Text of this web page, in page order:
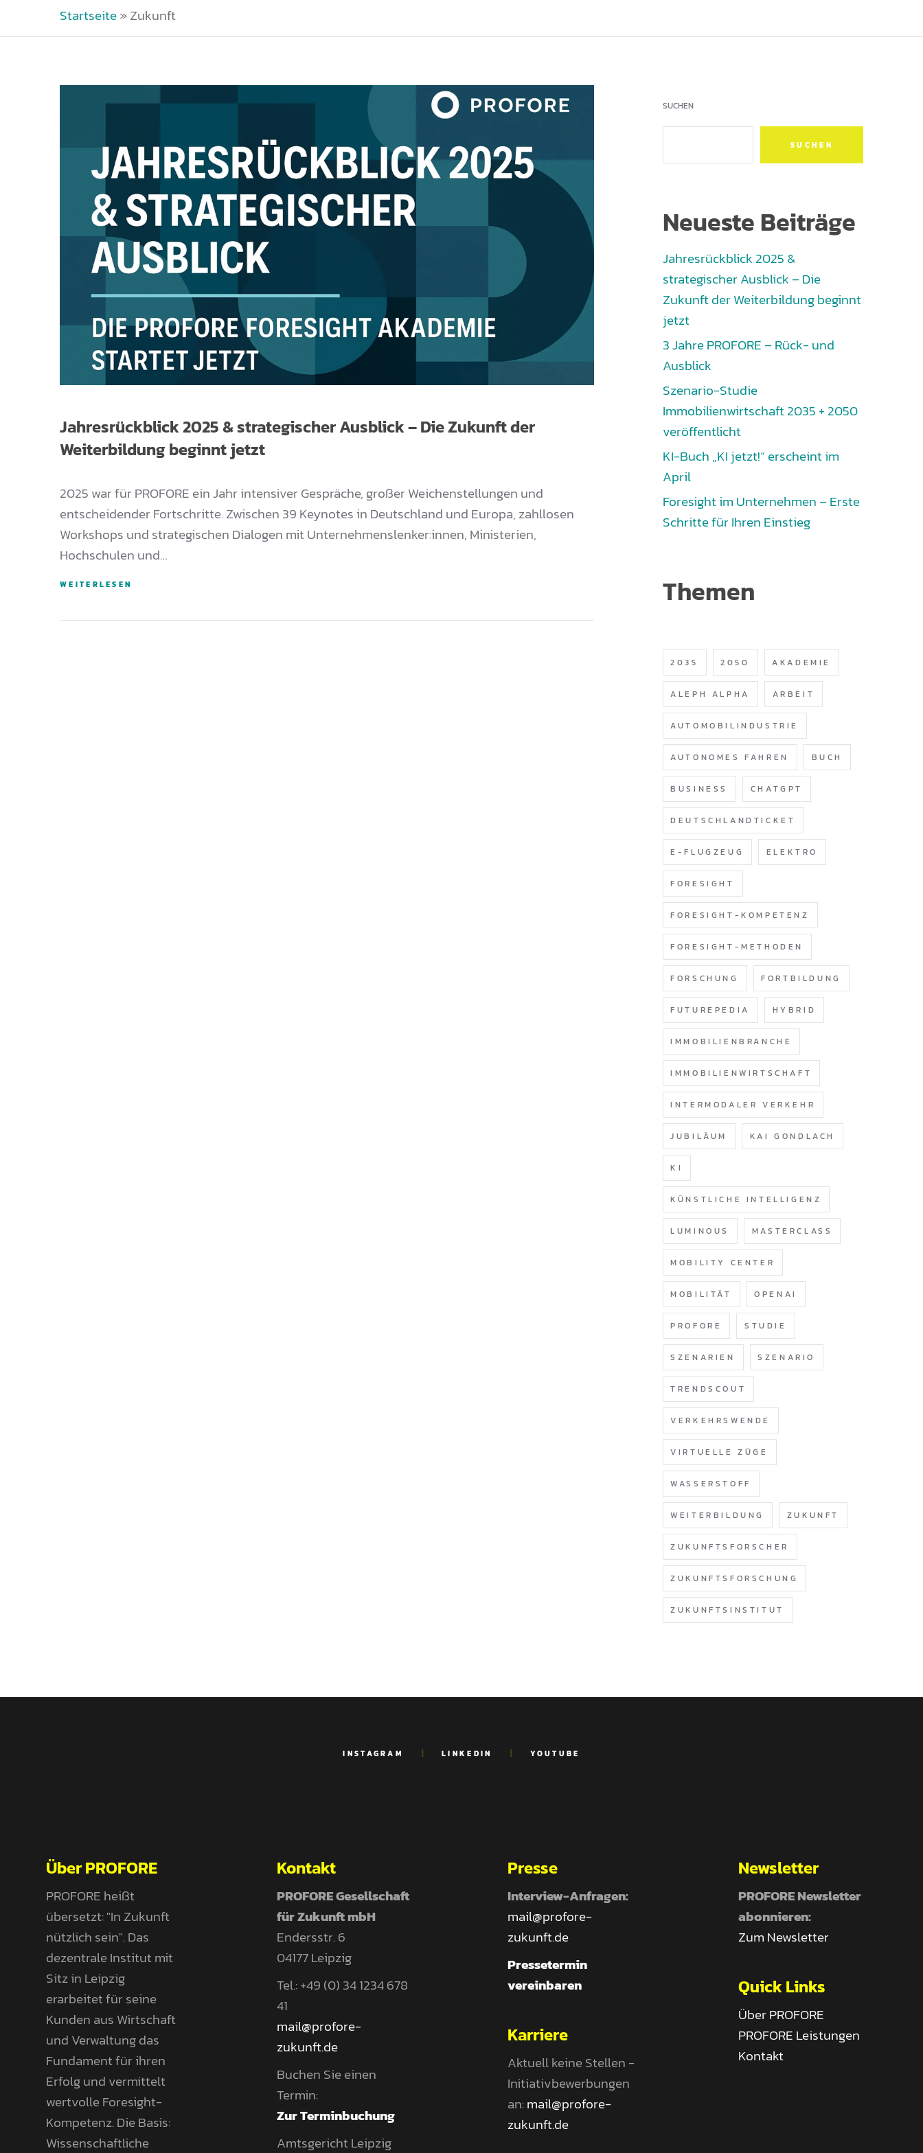
Startseite»Zukunft
Jahresrückblick 2025 & strategischer Ausblick – Die Zukunft der
Weiterbildung beginnt jetzt
2025 war für PROFORE ein Jahr intensiver Gespräche, großer Weichenstellungen und
entscheidender Fortschritte. Zwischen 39 Keynotes in Deutschland und Europa, zahllosen
Workshops und strategischen Dialogen mit Unternehmenslenker:innen, Ministerien,
Hochschulen und…
WEITERLESEN
SUCHEN
SUCHEN
Neueste Beiträge
Jahresrückblick 2025 &
strategischer Ausblick – Die
Zukunft der Weiterbildung beginnt
jetzt
3 Jahre PROFORE – Rück- und
Ausblick
Szenario-Studie
Immobilienwirtschaft 2035 + 2050
veröffentlicht
KI-Buch „KI jetzt!“ erscheint im
April
Foresight im Unternehmen – Erste
Schritte für Ihren Einstieg
Themen
2035 2050 AKADEMIE
ALEPH ALPHA ARBEIT
AUTOMOBILINDUSTRIE
AUTONOMES FAHREN BUCH
BUSINESS CHATGPT
DEUTSCHLANDTICKET
E-FLUGZEUG ELEKTRO
FORESIGHT
FORESIGHT-KOMPETENZ
FORESIGHT-METHODEN
FORSCHUNG FORTBILDUNG
FUTUREPEDIA HYBRID
IMMOBILIENBRANCHE
IMMOBILIENWIRTSCHAFT
INTERMODALER VERKEHR
JUBILÄUM KAI GONDLACH
KI
KÜNSTLICHE INTELLIGENZ
LUMINOUS MASTERCLASS
MOBILITY CENTER
MOBILITÄT OPENAI
PROFORE STUDIE
SZENARIEN SZENARIO
TRENDSCOUT
VERKEHRSWENDE
VIRTUELLE ZÜGE
WASSERSTOFF
WEITERBILDUNG ZUKUNFT
ZUKUNFTSFORSCHER
ZUKUNFTSFORSCHUNG
ZUKUNFTSINSTITUT
INSTAGRAM LINKEDIN YOUTUBE
Über PROFORE
PROFORE heißt
übersetzt: "In Zukunft
nützlich sein". Das
dezentrale Institut mit
Sitz in Leipzig
erarbeitet für seine
Kunden aus Wirtschaft
und Verwaltung das
Fundament für ihren
Erfolg und vermittelt
wertvolle Foresight-
Kompetenz. Die Basis:
Wissenschaftliche
Kontakt
PROFORE Gesellschaft
für Zukunft mbH
Endersstr. 6
04177 Leipzig
Tel.: +49 (0) 34 1234 678
41
mail@profore-
zukunft.de
Buchen Sie einen
Termin:
Zur Terminbuchung
Amtsgericht Leipzig
Presse
Interview-Anfragen:
mail@profore-
zukunft.de
Pressetermin
vereinbaren
Karriere
Aktuell keine Stellen -
Initiativbewerbungen
an:mail@profore-
zukunft.de
Newsletter
PROFORE Newsletter
abonnieren:
Zum Newsletter
Quick Links
Über PROFORE
PROFORE Leistungen
Kontakt